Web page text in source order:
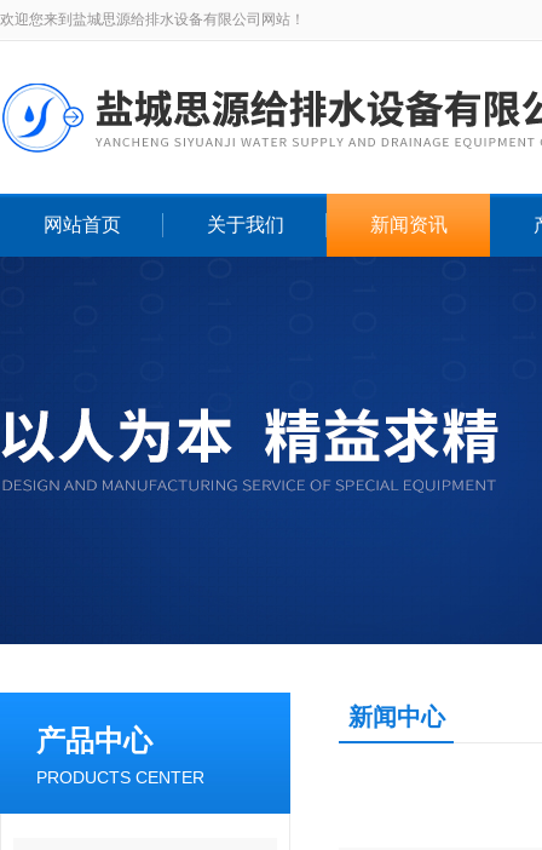
欢迎您来到盐城思源给排水设备有限公司网站！
网站首页 关于我们 新闻资讯
产品中心
PRODUCTS CENTER
新闻中心